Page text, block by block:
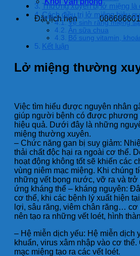
Đặt lịch hẹn
Thường xuyên bị lở miệng là
Cách điều trị lở miệng hiệu
Vệ sinh răng miệng
Ăn sữa chua
Bổ sung vitamin,
Kết luận
Lở miệng thường
Việc tìm hiểu được nguyên nhân
giúp người bệnh có được phương
hiệu quả. Dưới đây là những
miệng thường xuyên.
– Chức năng gan bị suy giảm:
thải chất độc hại ra ngoài cơ thể.
hoạt động không tốt sẽ khiến các
vùng niêm mạc miệng. Khi chúng
những vết bọng nước, vỡ ra và trở
ứng kháng thể – kháng nguyên:
cơ thể, khi các bệnh lý xuất hiện
lợi, sâu răng, viêm chân răng… cơ
nên tạo ra những vết loét, hình
– Hệ miễn dịch yếu: Hệ miễn dịch
khuẩn, virus xâm nhập vào cơ
mạc miệng tạo ra các vết loét.